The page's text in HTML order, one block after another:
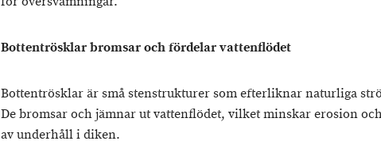
Bottentrösklar bromsar och fördelar vattenflödet
Bottentrösklar är små stenstrukturer som efterliknar naturliga
De bromsar och jämnar ut vattenflödet, vilket minskar erosion
av underhåll i diken.